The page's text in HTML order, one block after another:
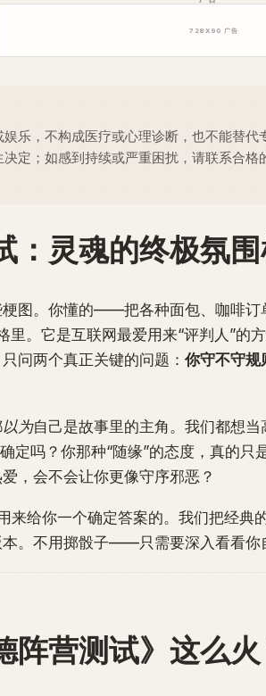
728 X 90 广告
乐，不构成医疗或心理诊断，也不能替代
定；如感到持续或严重困扰，请联系合格
：灵魂的终极氛围
梗图。你懂的——把各种面包、咖啡订
。它是互联网最爱用来“评判人”的
问两个真正关键的问题： 你守不守规
以为自己是故事里的主角。我们都想当
定吗？你那种“随缘”的态度，真的只
，会不会让你更像守序邪恶？
来给你一个确定答案的。我们把经典
。不用掷骰子——只需要深入看看你
阵营测试》这么火